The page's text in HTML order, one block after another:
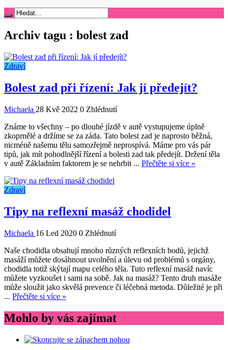
Archiv tagu : bolest zad
Zdraví
Bolest zad při řízení: Jak jí předejít?
Michaela 28 Kvě 2022 0 Zhlédnutí
Známe to všechny – po dlouhé jízdě v autě vystupujeme úplně
zkoprnělé a držíme se za záda. Tato bolest zad je naprosto běžná,
nicméně našemu tělu samozřejmě neprospívá. Máme pro vás pár
tipů, jak mít pohodlnější řízení a bolesti zad tak předejít. Držení těla
v autě Základním faktorem je se nehrbit ... Přečtěte si více »
Zdraví
Tipy na reflexní masáž chodidel
Michaela 16 Led 2020 0 Zhlédnutí
Naše chodidla obsahují mnoho různých reflexních bodů, jejichž
masáží můžete dosáhnout uvolnění a úlevu od problémů s orgány,
chodidla totiž skýtají mapu celého těla. Tuto reflexní masáž navíc
můžete vyzkoušet i sami na sobě. Jak na masáž? Tento druh masáže
může sloužit jako skvělá prevence či léčebná metoda. Důležité je při
... Přečtěte si více »
Mohlo by vás zajímat